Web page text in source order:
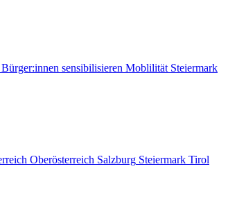
sensibilisieren Moblilität Steiermark
Oberösterreich Salzburg Steiermark Tirol